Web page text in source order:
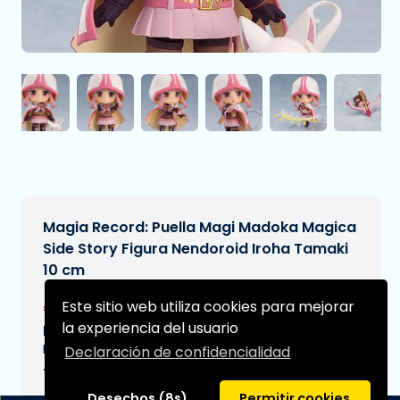
Este sitio web utiliza cookies para mejorar
la experiencia del usuario
Declaración de confidencialidad
Magia Record: Puella Magi Madoka Magica
Side Story Figura Nendoroid Iroha Tamaki
10 cm
€64,90[Sujeto a cambios]
Fecha de entrega prevista:
N/A
Tipo: